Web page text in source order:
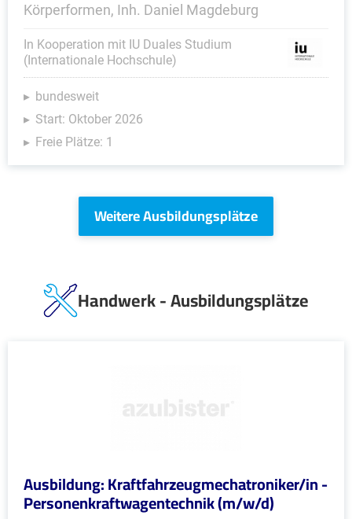
Körperformen, Inh. Daniel Magdeburg
In Kooperation mit IU Duales Studium
(Internationale Hochschule)
bundesweit
Start: Oktober 2026
Freie Plätze: 1
Weitere Ausbildungsplätze
Handwerk - Ausbildungsplätze
Ausbildung: Kraftfahrzeugmechatroniker/in -
Personenkraftwagentechnik (m/w/d)